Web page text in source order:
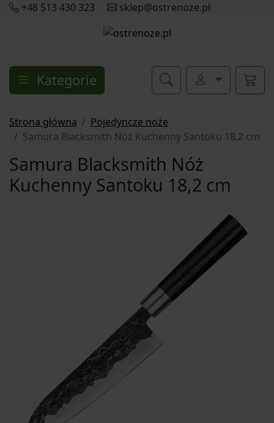
+48 513 430 323 sklep@ostrenoze.pl
Kategorie
Strona główna
Pojedyncze noże
Samura Blacksmith Nóż Kuchenny Santoku 18,2 cm
Samura Blacksmith Nóż
Kuchenny Santoku 18,2 cm